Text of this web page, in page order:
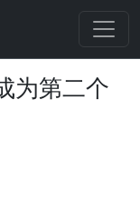
为第二个